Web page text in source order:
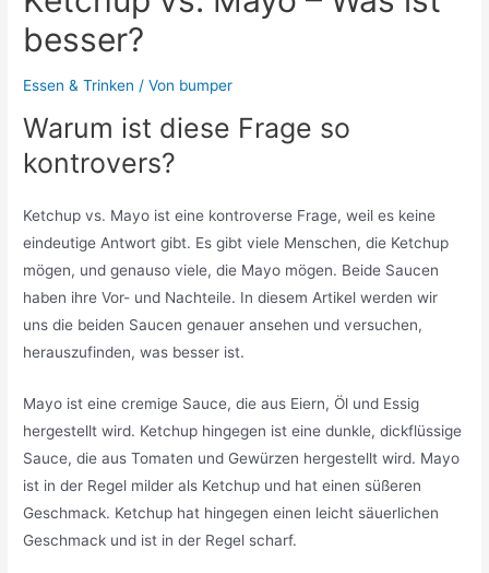
besser?
Essen & Trinken / Von bumper
Warum ist diese Frage so
kontrovers?
Ketchup vs. Mayo ist eine kontroverse Frage, weil es keine
eindeutige Antwort gibt. Es gibt viele Menschen, die Ketchup
mögen, und genauso viele, die Mayo mögen. Beide Saucen
haben ihre Vor- und Nachteile. In diesem Artikel werden wir
uns die beiden Saucen genauer ansehen und versuchen,
herauszufinden, was besser ist.
Mayo ist eine cremige Sauce, die aus Eiern, Öl und Essig
hergestellt wird. Ketchup hingegen ist eine dunkle, dickflüssige
Sauce, die aus Tomaten und Gewürzen hergestellt wird. Mayo
ist in der Regel milder als Ketchup und hat einen süßeren
Geschmack. Ketchup hat hingegen einen leicht säuerlichen
Geschmack und ist in der Regel scharf.